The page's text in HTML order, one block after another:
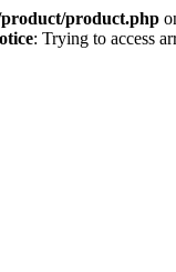
product.php
: Trying to access